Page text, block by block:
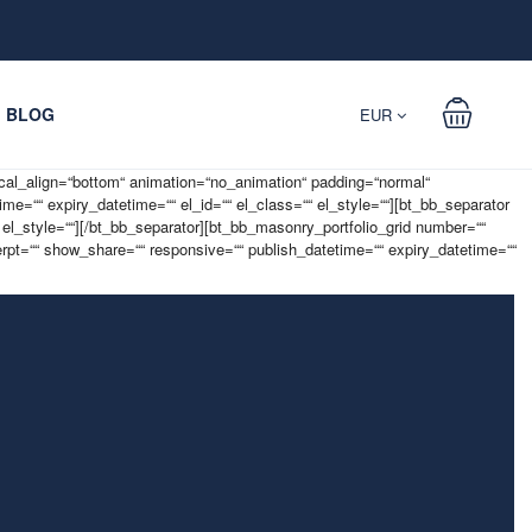
BLOG EUR
animation=“no_animation“ padding=“normal“
expiry_datetime=““ el_id=““ el_class=““ el_style=““][bt_bb_separator
bt_bb_separator][bt_bb_masonry_portfolio_grid number=““
show_share=““ responsive=““ publish_datetime=““ expiry_datetime=““